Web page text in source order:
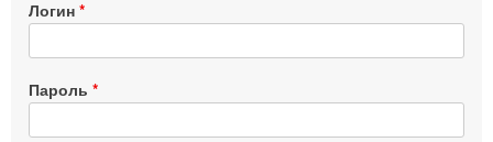
Логин
Пароль